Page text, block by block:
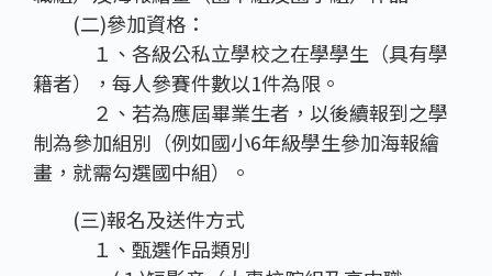
(二)參加資格：
１、各級公私立學校之在學學生（具有學
籍者），每人參賽件數以1件為限。
２、若為應屆畢業生者，以後續報到之學
制為參加組別（例如國小6年級學生參加海報繪
畫，就需勾選國中組）。
(三)報名及送件方式
１、甄選作品類別